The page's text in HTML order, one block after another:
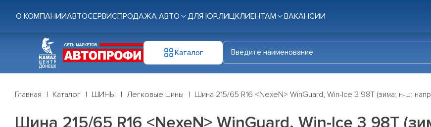
О КОМПАНИИАВТОСЕРВИСПРОДАЖА АВТО ДЛЯ ЮР.ЛИЦКЛИЕНТАМ ВАКАНСИИ
Каталог
Главная Каталог ШИНЫ Легковые шины Шина 215/65 R16 <NexeN> WinGuard, Win-Ice 3 98T (зима; н-ш;
Шина 215/65 R16 <NexeN> WinGuard, Win-Ice 3 98T